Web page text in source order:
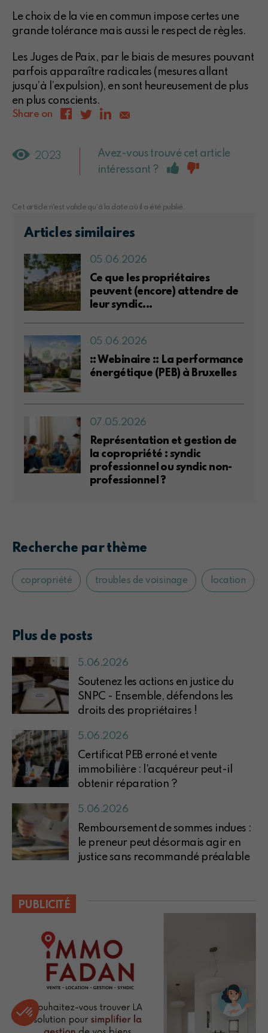
Le choix de la vie en commun impose certes une
grande tolérance mais aussi le respect de règles.
Les Juges de Paix, par le biais de mesures pouvant
parfois apparaître radicales (mesures allant
jusqu’à l’expulsion), en sont heureusement de plus
en plus conscients.
Share on
2023
Avez-vous trouvé cet article
intéressant ?
Cet article n'est valide qu'à la date où il a été publié.
Articles similaires
05.06.2026
Ce que les propriétaires
peuvent (encore) attendre de
leur syndic...
05.06.2026
:: Webinaire :: La performance
énergétique (PEB) à Bruxelles
07.05.2026
Représentation et gestion de
la copropriété : syndic
professionnel ou syndic non-
professionnel ?
Recherche par thème
copropriété troubles de voisinage location
Plus de posts
5.06.2026
Soutenez les actions en justice du
SNPC - Ensemble, défendons les
droits des propriétaires !
5.06.2026
Certificat PEB erroné et vente
immobilière : l'acquéreur peut-il
obtenir réparation ?
5.06.2026
Remboursement de sommes indues :
le preneur peut désormais agir en
justice sans recommandé préalable